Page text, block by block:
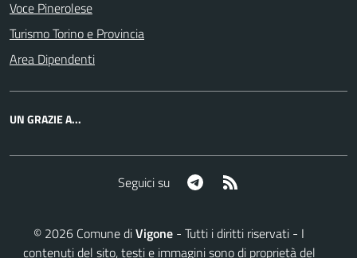
Voce Pinerolese
Turismo Torino e Provincia
Area Dipendenti
UN GRAZIE A...
Seguici su Telegram
© 2026 Comune diVigone - Tutti i diritti riservati - I
contenuti del sito, testi e immagini sono di proprietà del